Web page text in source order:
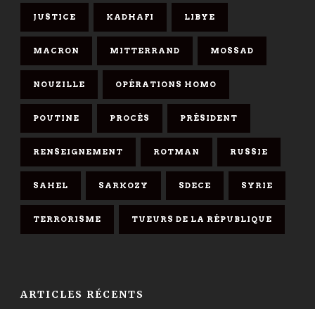
JUSTICE KADHAFI LIBYE
MACRON MITTERRAND MOSSAD
NOUZILLE OPÉRATIONS HOMO
POUTINE PROCÈS PRÉSIDENT
RENSEIGNEMENT ROTMAN RUSSIE
SAHEL SARKOZY SDECE SYRIE
TERRORISME TUEURS DE LA RÉPUBLIQUE
ARTICLES RÉCENTS